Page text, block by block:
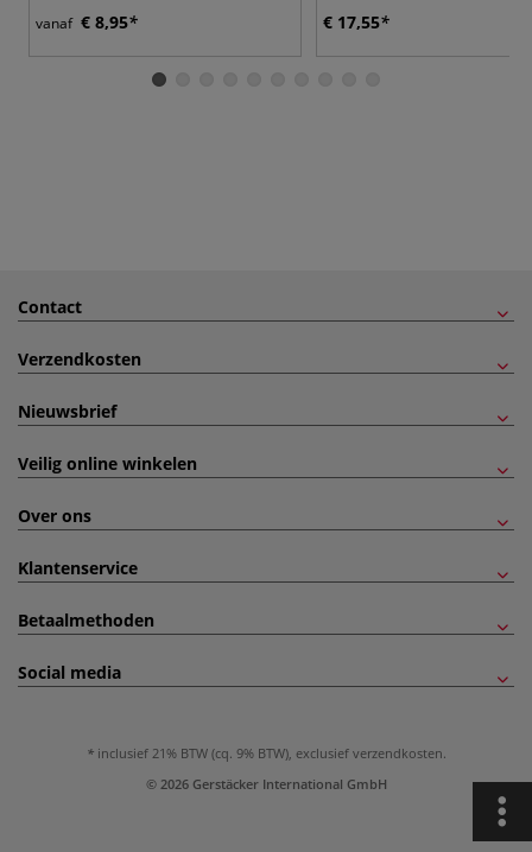
vanaf € 8,95 € 17,55
Contact
Verzendkosten
Nieuwsbrief
Veilig online winkelen
Over ons
Klantenservice
Betaalmethoden
Social media
inclusief 21% BTW (cq. 9% BTW), exclusief verzendkosten.
© 2026 Gerstäcker International GmbH